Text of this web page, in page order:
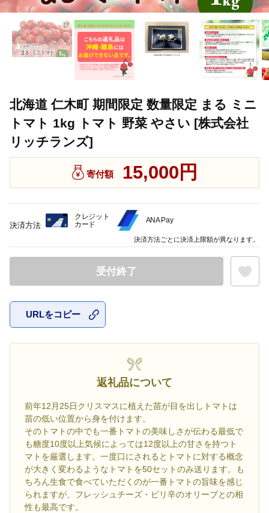
北海道 仁木町 期間限定 数量限定 まる ミニ
トマト 1kg トマト 野菜 やさい [株式会社
リッチランズ]
寄付額 15,000円
受付終了
URLをコピー
返礼品について
前年12月25日クリスマスに植えた苗が目を出しトマトは
苗の低い位置から身を付けます。
そのトマトの中でも一番トマトの美味しさが伝わる最低で
も糖度10度以上気候によっては12度以上の甘さを持つト
マトを厳選します。一度口にされるとトマトに対する概念
が大きく変わるようなトマトを50セットのみ送ります。も
ちろん生食で食べていただくのが一番トマトの旨味を感じ
られますが、フレッシュチーズ・ピリ辛のオリーブとの相
性も最高です。
決済方法
クレジット
カード
ANA Pay
決済方法ごとに決済上限額が異なります。